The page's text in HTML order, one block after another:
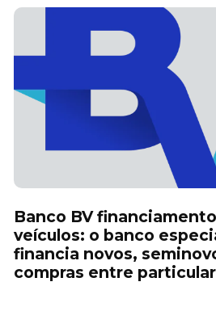
Banco BV
veículos: o banco
financia novos,
compras entre